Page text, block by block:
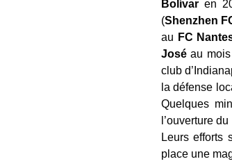
Bolívaren
(Shenzhen
au FC
Joséau mois
club
la défense
Quelques
l’ouverture
Leurs efforts
place une